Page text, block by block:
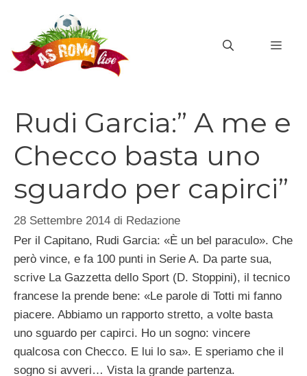
contenuto
Rudi Garcia:” A me e
Checco basta uno
sguardo per capirci”
28 Settembre 2014 di Redazione
Per il Capitano, Rudi Garcia: «È un bel paraculo». Che
però vince, e fa 100 punti in Serie A. Da parte sua,
scrive La Gazzetta dello Sport (D. Stoppini), il tecnico
francese la prende bene: «Le parole di Totti mi fanno
piacere. Abbiamo un rapporto stretto, a volte basta
uno sguardo per capirci. Ho un sogno: vincere
qualcosa con Checco. E lui lo sa». E speriamo che il
sogno si avveri… Vista la grande partenza.